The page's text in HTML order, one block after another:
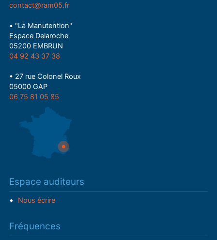
contact@ram05.fr
• "La Manutention"
Espace Delaroche
05200 EMBRUN
04 92 43 37 38
• 27 rue Colonel Roux
05000 GAP
06 75 81 05 85
Espace auditeurs
Nous écrire
Fréquences